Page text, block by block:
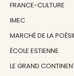
FRANCE-CULTURE
IMEC
MARCHÉ DE LA
ÉCOLE ESTIENNE
LE GRAND